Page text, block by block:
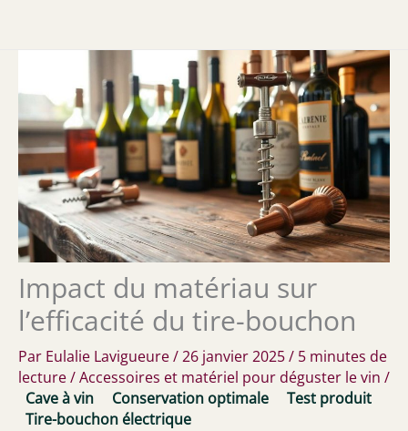
Impact du matériau sur
l’efficacité du tire-bouchon
Par Eulalie Lavigueure/26 janvier 2025/ 5 minutes de
lecture/Accessoires et matériel pour déguster le vin /
Cave à vin
Conservation optimale
Test produit
Tire-bouchon électrique